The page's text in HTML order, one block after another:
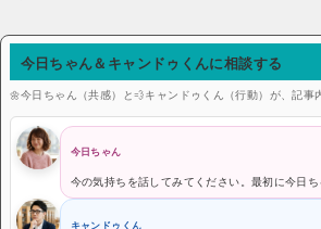
今日ちゃん＆キャンドゥくんに相談する
🌼今日ちゃん（共感）と💨キャンドゥくん（行動）が、記事
今日ちゃん
今の気持ちを話してみてください。最初に今日ち
キャンドゥくん